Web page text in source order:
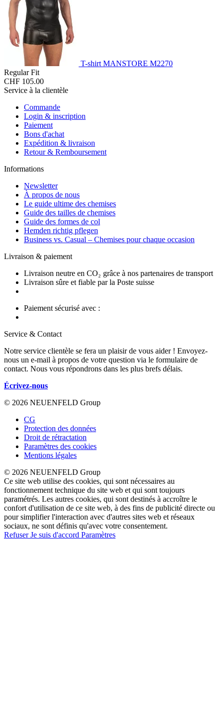
T-shirt MANSTORE M2270
Regular Fit
CHF 105.00
Service à la clientèle
Commande
Login & inscription
Paiement
Bons d'achat
Expédition & livraison
Retour & Remboursement
Informations
Newsletter
À propos de nous
Le guide ultime des chemises
Guide des tailles de chemises
Guide des formes de col
Hemden richtig pflegen
Business vs. Casual – Chemises pour chaque occasion
Livraison & paiement
Livraison neutre en CO₂ grâce à nos partenaires de transport
Livraison sûre et fiable par la Poste suisse
Paiement sécurisé avec :
Service & Contact
Notre service clientèle se fera un plaisir de vous aider ! Envoyez-
nous un e-mail à propos de votre question via le formulaire de
contact. Nous vous répondrons dans les plus brefs délais.
Écrivez-nous
© 2026 NEUENFELD Group
CG
Protection des données
Droit de rétractation
Paramètres des cookies
Mentions légales
© 2026 NEUENFELD Group
Ce site web utilise des cookies, qui sont nécessaires au
fonctionnement technique du site web et qui sont toujours
paramétrés. Les autres cookies, qui sont destinés à accroître le
confort d'utilisation de ce site web, à des fins de publicité directe ou
pour simplifier l'interaction avec d'autres sites web et réseaux
sociaux, ne sont définis qu'avec votre consentement.
RefuserJe suis d'accord Paramètres